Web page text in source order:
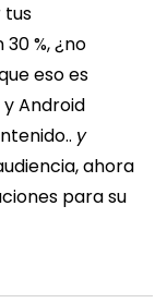
tus
%, ¿no
eso es
Android
y
ahora
para su